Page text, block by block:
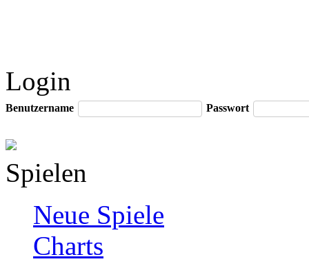
Login
Benutzername Passwort
Spielen
Neue Spiele
Charts